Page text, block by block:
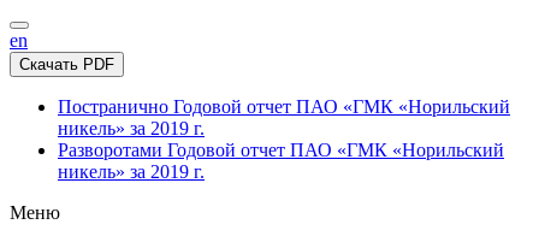
en
Скачать PDF
Постранично Годовой отчет ПАО «ГМК «Норильский
никель» за 2019 г.
Разворотами Годовой отчет ПАО «ГМК «Норильский
никель» за 2019 г.
Меню